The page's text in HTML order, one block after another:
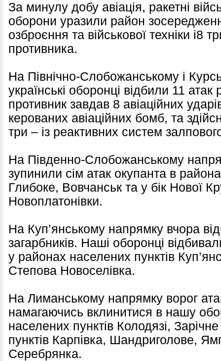
За минулу добу авіація, ракетні
оборони уразили район
озброєння та військової техніки і8
противника.
На Північно-Слобожанському і
українські оборонці відбили 11
противник завдав 8 авіаційних
керованих авіаційних бомб, та
три – із реактивних систем
На Південно-Слобожанському
зупинили сім атак окупанта в
Глибоке, Вовчанськ та у бік Нової
Новоплатонівки.
На Куп’янському напрямку вчора
загарбників. Наші оборонці
у районах населених пунктів
Степова Новоселівка.
На Лиманському напрямку ворог
намагаючись вклинитися в нашу
населених пунктів Колодязі,
пунктів Карпівка, Шандриголове,
Серебрянка.